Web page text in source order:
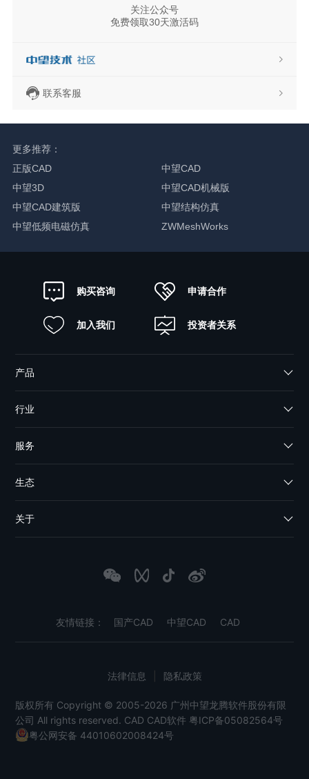
关注公众号
免费领取30天激活码
联系客服
更多推荐：
正版CAD
中望CAD
中望3D
中望CAD机械版
中望CAD建筑版
中望结构仿真
中望低频电磁仿真
ZWMeshWorks
购买咨询 申请合作
加入我们 投资者关系
产品
行业
服务
生态
关于
友情链接： 国产CAD 中望CAD CAD
版权所有 Copyright © 2005-2026 广州中望龙腾软件股份有限
公司 All rights reserved. CAD CAD软件 粤ICP备05082564号
粤公网安备 44010602008424号
法律信息 隐私政策